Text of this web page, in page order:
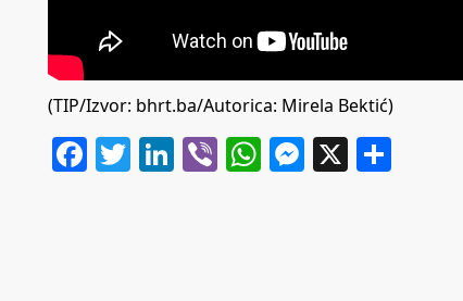
(TIP/Izvor: bhrt.ba/Autorica: Mirela Bektić)
Facebook
Twitter
LinkedIn
ViberWhatsApp
Messenger
X